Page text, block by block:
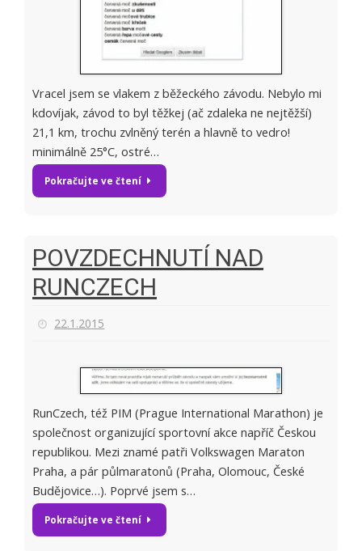
Vracel jsem se vlakem z běžeckého závodu. Nebylo mi
kdovíjak, závod to byl těžkej (ač zdaleka ne nejtěžší)
21,1 km, trochu zvlněný terén a hlavně to vedro!
minimálně 25°C, ostré…
Pokračujte ve čtení
POVZDECHNUTÍ NAD
RUNCZECH
22.1.2015
RunCzech, též PIM (Prague International Marathon) je
společnost organizující sportovní akce napříč Českou
republikou. Mezi znamé patři Volkswagen Maraton
Praha, a pár půlmaratonů (Praha, Olomouc, České
Budějovice…). Poprvé jsem s…
Pokračujte ve čtení